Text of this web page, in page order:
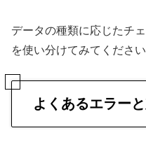
データの種類に応じたチ
を使い分けてみてください
よくあるエラー